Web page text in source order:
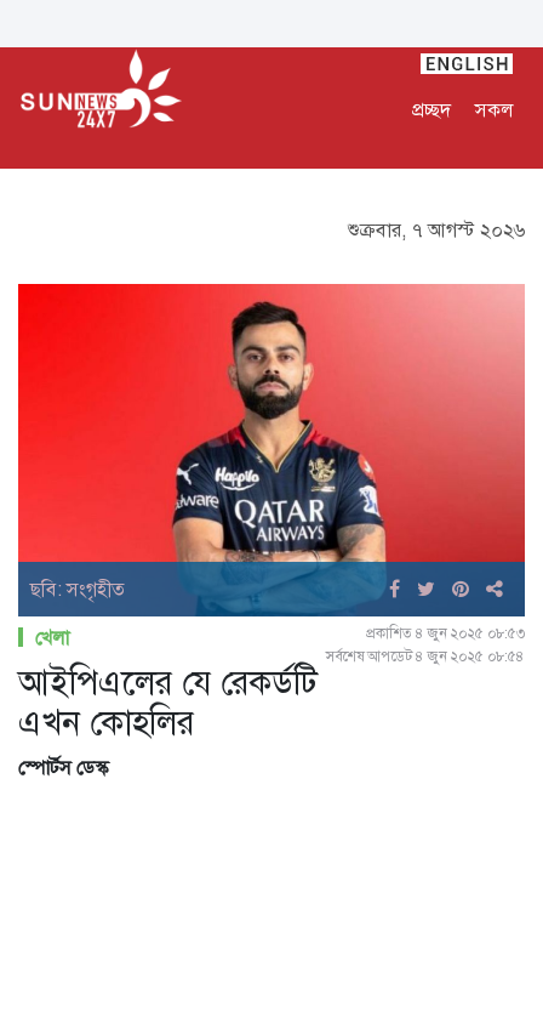
প্রচ্ছদ সকল
শুক্রবার, ৭ আগস্ট ২০২৬
ছবি: সংগৃহীত
খেলা
প্রকাশিত ৪ জুন ২০২৫ ০৮:৫৩
সর্বশেষ আপডেট ৪ জুন ২০২৫ ০৮:৫৪
আইপিএলের যে রেকর্ডটি
এখন কোহলির
স্পোর্টস ডেস্ক